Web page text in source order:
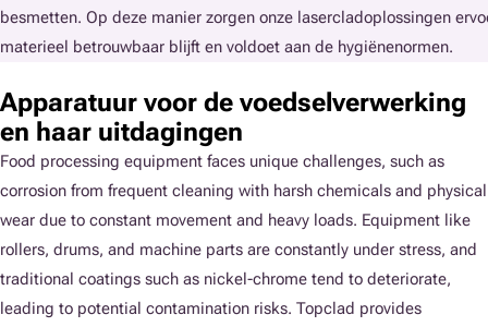
besmetten. Op deze manier zorgen onze lasercladoplossingen
materieel betrouwbaar blijft en voldoet aan de hygiënenormen.
Apparatuur voor de voedselverwerking
en haar uitdagingen
Food processing equipment faces unique challenges, such as
corrosion from frequent cleaning with harsh chemicals and physical
wear due to constant movement and heavy loads. Equipment like
rollers, drums, and machine parts are constantly under stress, and
traditional coatings such as nickel-chrome tend to deteriorate,
leading to potential contamination risks. Topclad provides